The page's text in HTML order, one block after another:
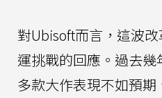
對Ubisoft而言，這波
運挑戰的回應。過去
多款大作表現不如預